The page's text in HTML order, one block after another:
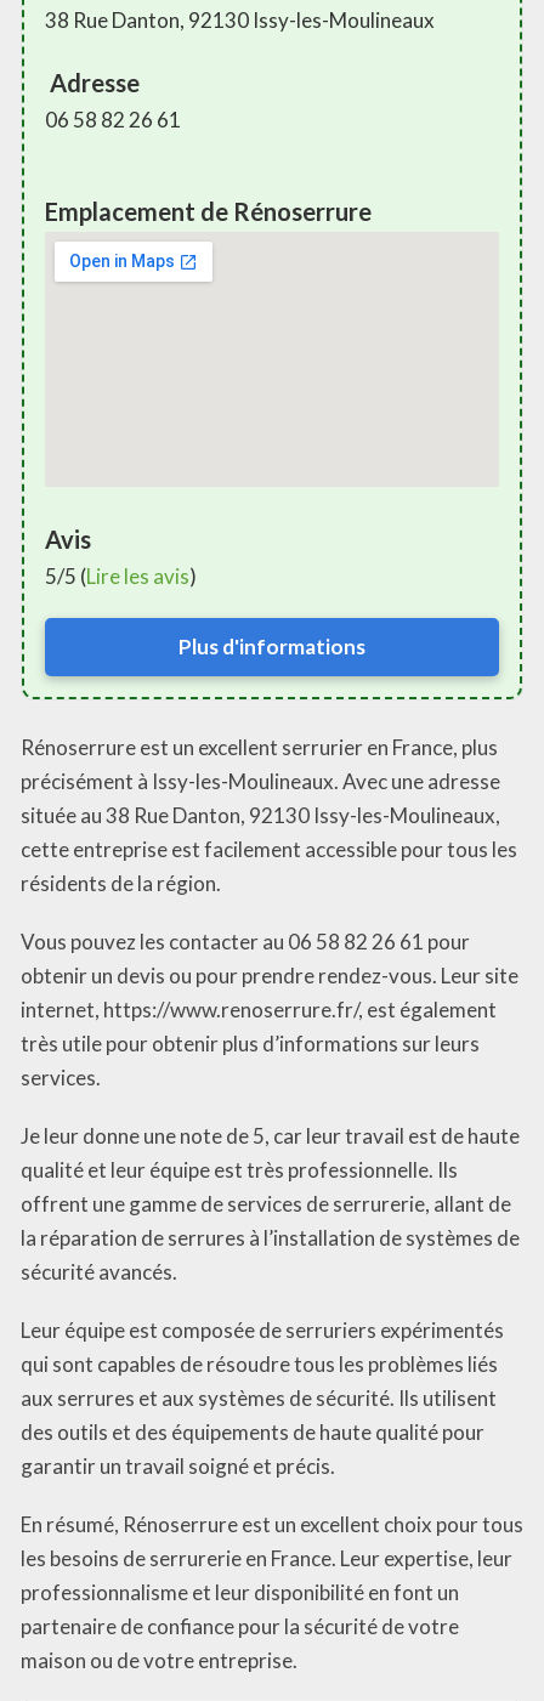
38 Rue Danton, 92130 Issy-les-Moulineaux
Adresse
06 58 82 26 61
Emplacement de Rénoserrure
Avis
5/5 (Lire les avis)
Plus d'informations
Rénoserrure est un excellent serrurier en France, plus
précisément à Issy-les-Moulineaux. Avec une adresse
située au 38 Rue Danton, 92130 Issy-les-Moulineaux,
cette entreprise est facilement accessible pour tous les
résidents de la région.
Vous pouvez les contacter au 06 58 82 26 61 pour
obtenir un devis ou pour prendre rendez-vous. Leur site
internet, https://www.renoserrure.fr/, est également
très utile pour obtenir plus d’informations sur leurs
services.
Je leur donne une note de 5, car leur travail est de haute
qualité et leur équipe est très professionnelle. Ils
offrent une gamme de services de serrurerie, allant de
la réparation de serrures à l’installation de systèmes de
sécurité avancés.
Leur équipe est composée de serruriers expérimentés
qui sont capables de résoudre tous les problèmes liés
aux serrures et aux systèmes de sécurité. Ils utilisent
des outils et des équipements de haute qualité pour
garantir un travail soigné et précis.
En résumé, Rénoserrure est un excellent choix pour tous
les besoins de serrurerie en France. Leur expertise, leur
professionnalisme et leur disponibilité en font un
partenaire de confiance pour la sécurité de votre
maison ou de votre entreprise.